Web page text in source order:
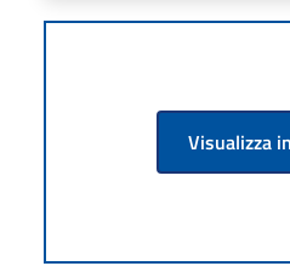
Visualizza